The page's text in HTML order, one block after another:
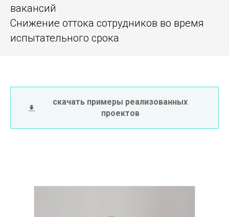
вакансий
Снижение оттока сотрудников во время
испытательного срока
скачать примеры реализованных
проектов